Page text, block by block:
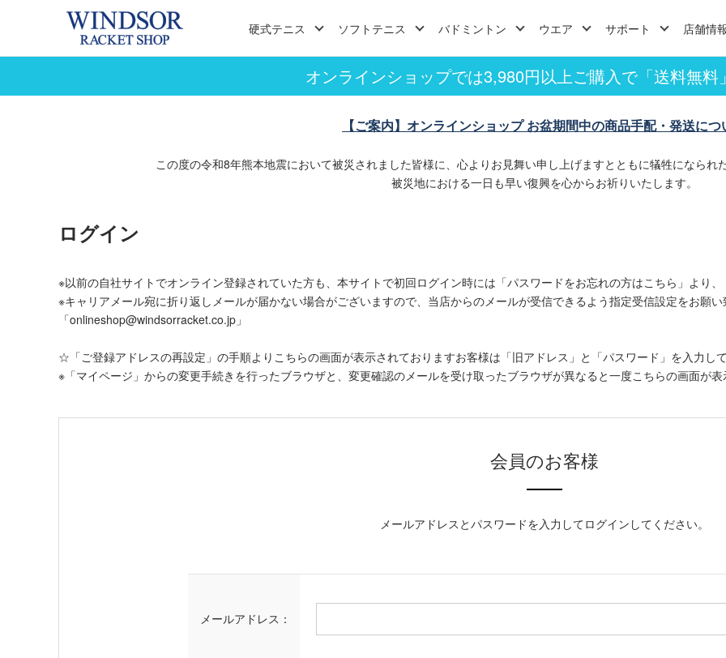
硬式テニス ソフトテニス バドミントン ウエア サポート 店舗情
オンラインショップでは3,980円以上ご購入で「送料無料
【ご案内】オンラインショップ お盆期間中の商品手配・発送につ
この度の令和8年熊本地震において被災されました皆様に、心よりお見舞い申し上げますとともに犠牲になられ
被災地における一日も早い復興を心からお祈りいたします。
ログイン
※以前の自社サイトでオンライン登録されていた方も、本サイトで初回ログイン時には「パスワードをお忘れの方はこちら」より
※キャリアメール宛に折り返しメールが届かない場合がございますので、当店からのメールが受信できるよう指定受信設定をお願
「onlineshop@windsorracket.co.jp」
☆「ご登録アドレスの再設定」の手順よりこちらの画面が表示されておりますお客様は「旧アドレス」と「パスワード」を入力し
※「マイページ」からの変更手続きを行ったブラウザと、変更確認のメールを受け取ったブラウザが異なると一度こちらの画面が
会員のお客様
メールアドレスとパスワードを入力してログインしてください。
メールアドレス：